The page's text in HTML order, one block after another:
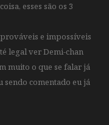
esses são os 3
e impossíveis
legal ver Demi-chan
muito o que se falar já
sendo comentado eu já